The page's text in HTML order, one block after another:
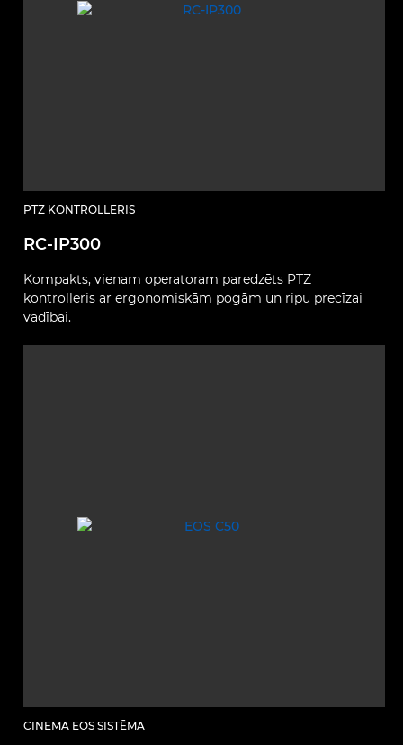
PTZ KONTROLLERIS
RC-IP300
Kompakts, vienam operatoram paredzēts PTZ
kontrolleris ar ergonomiskām pogām un ripu precīzai
vadībai.
CINEMA EOS SISTĒMA